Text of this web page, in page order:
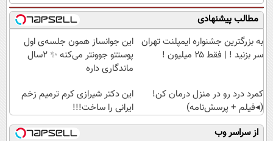
مطالب پیشنهادی
به بزرگترین جشنواره ایمپلنت تهران
سر بزنید ! | فقط ۲۵ میلیون !
این جوانساز همون جلسه‌ی اول
پوستتو جوونتر می‌کنه ✨ 2سال
ماندگاری داره
کمرد درد رو در منزل درمان کن!
(◂فیلم + پرسش‌نامه)
این دکتر شیرازی کرم ترمیم زخم
ایرانی را ساخت!!!
از سراسر وب